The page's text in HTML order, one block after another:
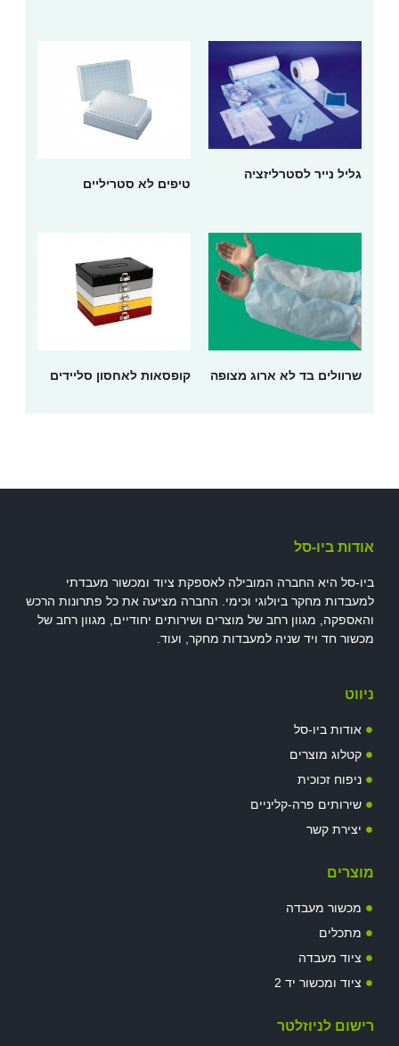
גליל נייר לסטרליזציה
טיפים לא סטריליים
שרוולים בד לא ארוג מצופה קופסאות לאחסון סליידים
אודות ביו-סל
ביו-סל היא החברה המובילה לאספקת ציוד ומכשור מעבדתי
למעבדות מחקר ביולוגי וכימי. החברה מציעה את כל פתרונות הרכש
והאספקה, מגוון רחב של מוצרים ושירותים יחודיים, מגוון רחב של
מכשור חד ויד שניה למעבדות מחקר, ועוד.
ניווט
אודות ביו-סל
קטלוג מוצרים
ניפוח זכוכית
שירותים פרה-קליניים
יצירת קשר
מוצרים
מכשור מעבדה
מתכלים
ציוד מעבדה
ציוד ומכשור יד 2
רישום לניוזלטר